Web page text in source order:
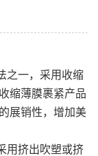
一，采用收缩
缩薄膜裹紧产品
展销性，增加美
挤出吹塑或挤